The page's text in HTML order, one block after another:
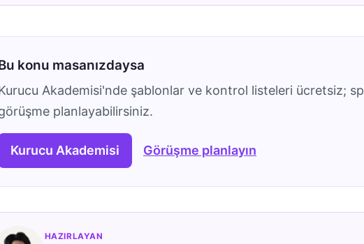
konu masanızdaysa
Akademisi'nde şablonlar ve kontrol listeleri ücretsiz;
planlayabilirsiniz.
Kurucu Akademisi Görüşme planlayın
HAZIRLAYAN